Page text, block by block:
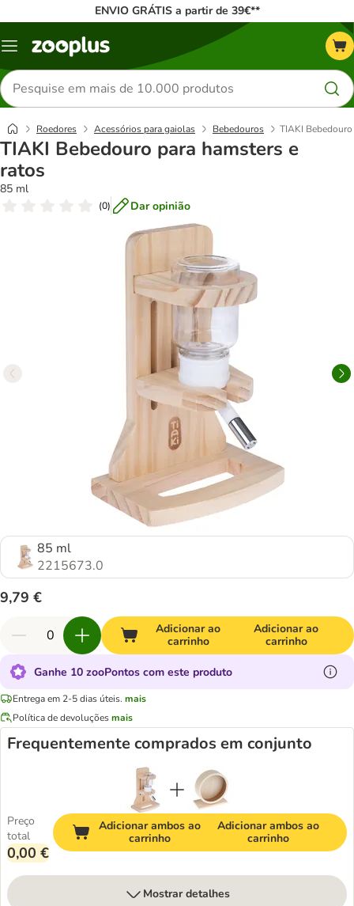
ENVIO GRÁTIS a partir de 39€**
Menu
Pesquisar
produtos
Roedores Acessórios para gaiolas Bebedouros TIAKI
TIAKI Bebedouro para hamsters e
ratos
85 ml
(0) Dar opinião
85 ml
2215673.0
9,79 €
Adicionar ao
carrinho
Adicionar ao
carrinho
Ganhe 10 zooPontos com este produto
Entrega em 2-5 dias úteis. mais
Política de devoluçõesmais
Frequentemente comprados em conjunto
Preço
total
0,00 €
Adicionar ambos ao
carrinho
Adicionar ambos ao
carrinho
Mostrar detalhes